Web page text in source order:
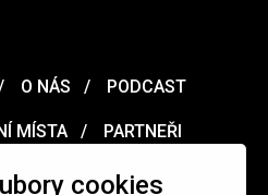
cookies
O NÁS PODCAST
MÍSTA PARTNEŘI